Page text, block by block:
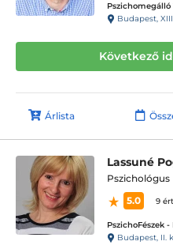
Budapest, XIII.
Következő
Árlista
Lassuné
Pszichológus
5.0
9
PszichoFészek
Budapest, II.